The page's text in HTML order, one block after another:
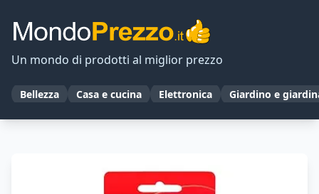
Un mondo di prodotti al miglior prezzo
Bellezza Casa e cucina Elettronica Giardino e